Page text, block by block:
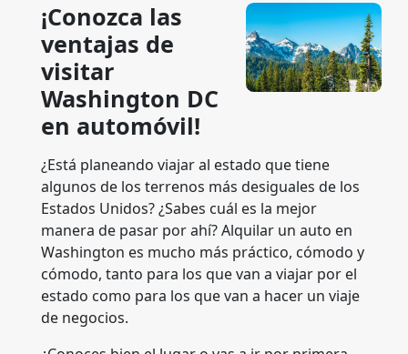
¡Conozca las
ventajas de
visitar
Washington DC
en automóvil!
¿Está planeando viajar al estado que tiene
algunos de los terrenos más desiguales de los
Estados Unidos? ¿Sabes cuál es la mejor
manera de pasar por ahí? Alquilar un auto en
Washington es mucho más práctico, cómodo y
cómodo, tanto para los que van a viajar por el
estado como para los que van a hacer un viaje
de negocios.